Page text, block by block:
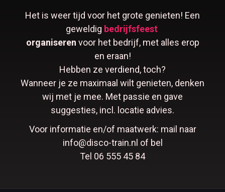
Het is weer tijd voor het grote genieten! Een
geweldig bedrijfsfeest
organiseren voor het bedrijf, met alles erop
en eraan!
Hebben ze verdiend, toch?
Wanneer je ze maximaal wilt genieten, denken
wij met je mee. Met passie en gave
suggesties, incl. locatie advies.
Voor informatie en/of maatwerk: mail naar
info@disco-train.nl of bel
Tel 06 555 45 84